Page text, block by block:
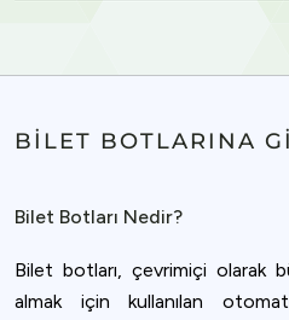
BILET BOTLARINA
Bilet Botları Nedir?
Bilet botları, çevrimiçi olarak
almak için kullanılan